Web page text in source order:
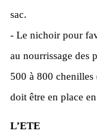
sac.
- Le nichoir pour
au nourrissage des
500 à 800
doit être en place
L’ETE